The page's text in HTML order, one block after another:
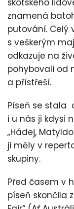
skotského
znamená
putování. Celý
s veškerým
odkazuje na
pohybovali od
a přístřeší.
Píseň se stala
i u nás ji kdysi
„Hádej,
ji měly v
skupiny.
Před časem v
píseň skončila